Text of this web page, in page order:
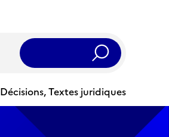
Rechercher
Décisions, Textes juridiques